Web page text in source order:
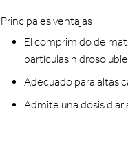
Principales ventajas
El comprimido de
partículas
Adecuado para altas
Admite una dosis